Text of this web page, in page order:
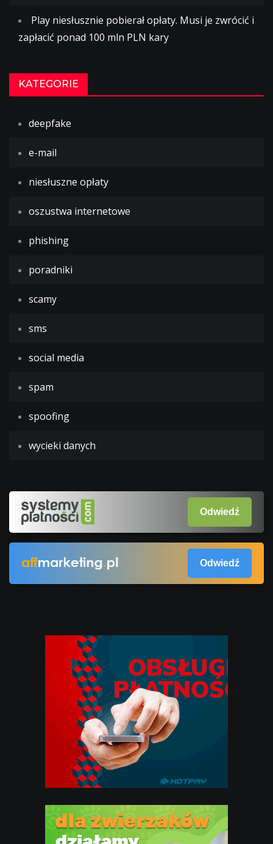
Play niesłusznie pobierał opłaty. Musi je zwrócić i
zapłacić ponad 100 mln PLN kary
KATEGORIE
deepfake
e-mail
niesłuszne opłaty
oszustwa internetowe
phishing
poradniki
scamy
sms
social media
spam
spoofing
wycieki danych
Odwiedź
Odwiedź